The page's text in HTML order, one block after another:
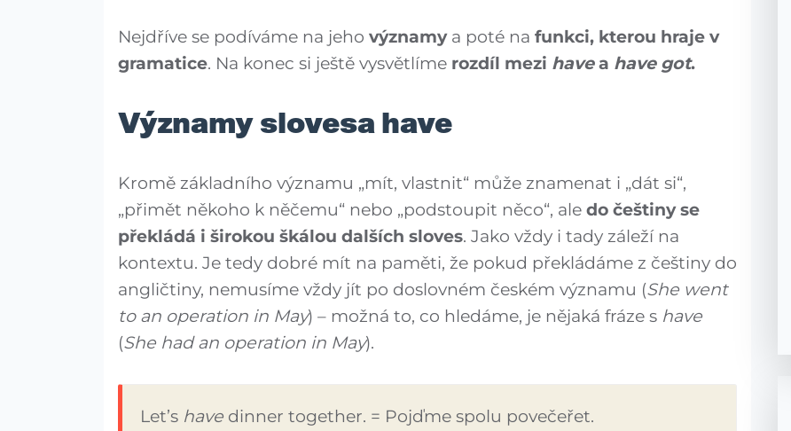
Nejdříve se podíváme na jeho významya poté na funkci, kterou hraje v
gramatice. Na konec si ještě vysvětlíme rozdíl mezi havea have got.
Významy slovesa have
Kromě základního významu „mít, vlastnit“ může znamenat i „dát si“,
„přimět někoho k něčemu“ nebo „podstoupit něco“, ale do češtiny se
překládá i širokou škálou dalších sloves. Jako vždy i tady záleží na
kontextu. Je tedy dobré mít na paměti, že pokud překládáme z češtiny do
angličtiny, nemusíme vždy jít po doslovném českém významu (She went
to an operation in May) – možná to, co hledáme, je nějaká fráze s have
(She had an operation in May).
Let’s have dinner together. = Pojďme spolu povečeřet.